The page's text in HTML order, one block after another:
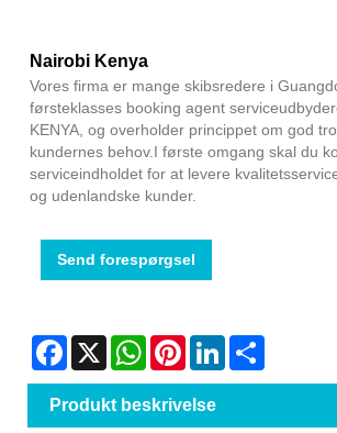
Nairobi Kenya
Vores firma er mange skibsredere i
førsteklasses booking agent
KENYA, og overholder princippet om god
kundernes behov.I første omgang skal du
serviceindholdet for at levere
og udenlandske kunder.
Send forespørgsel
Facebook
X WhatsAppPinterestLinkedIn
Produkt beskrivelse